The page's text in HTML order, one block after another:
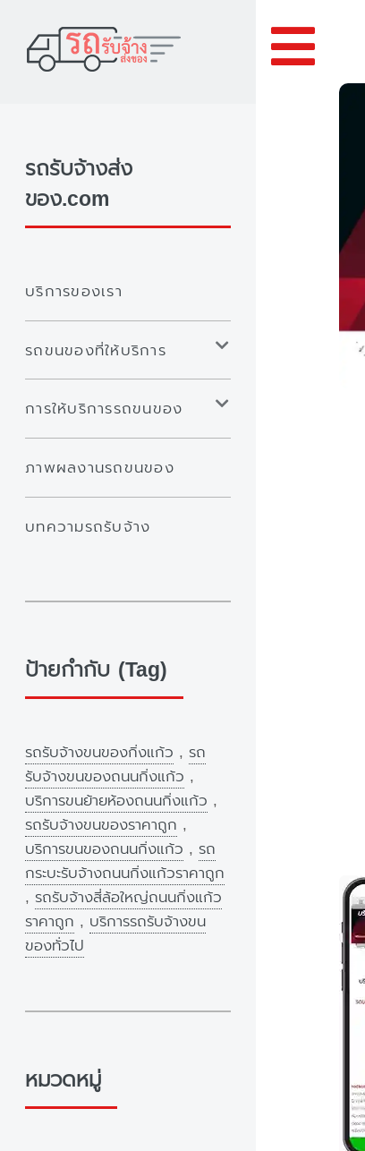
รถรับจ้างส่ง
ของ.com
บริการของเรา
รถขนของที่ให้บริการ
การให้บริการรถขนของ
ภาพผลงานรถขนของ
บทความรถรับจ้าง
ป้ายกำกับ (Tag)
รถรับจ้างขนของกิ่งแก้ว , รถ
รับจ้างขนของถนนกิ่งแก้ว ,
บริการขนย้ายห้องถนนกิ่งแก้ว ,
รถรับจ้างขนของราคาถูก ,
บริการขนของถนนกิ่งแก้ว , รถ
กระบะรับจ้างถนนกิ่งแก้วราคาถูก
, รถรับจ้างสี่ล้อใหญ่ถนนกิ่งแก้ว
ราคาถูก , บริการรถรับจ้างขน
ของทั่วไป
หมวดหมู่